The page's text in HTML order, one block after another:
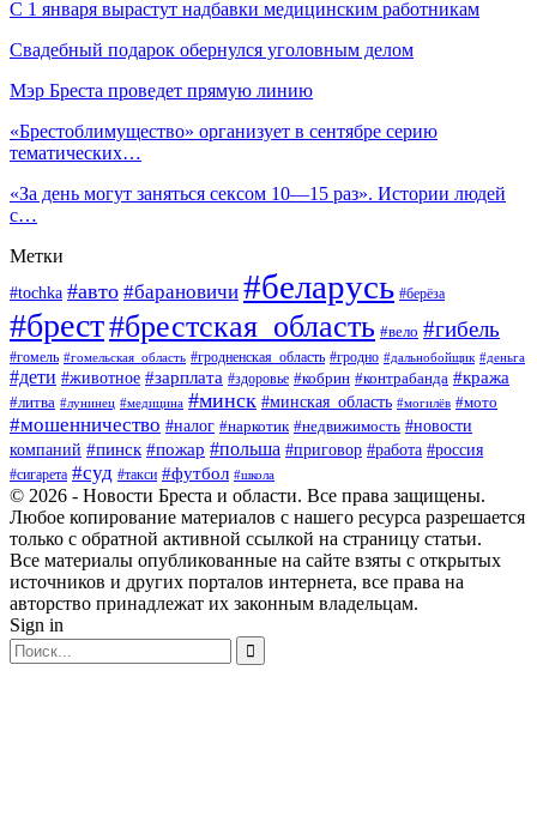
С 1 января вырастут надбавки медицинским работникам
Свадебный подарок обернулся уголовным делом
Мэр Бреста проведет прямую линию
«Брестоблимущество» организует в сентябре серию
тематических…
«За день могут заняться сексом 10—15 раз». Истории людей
с…
Метки
#tochka #авто #барановичи #беларусь #берёза
#брест#брестская_область #вело #гибель
#гомель #гомельская_область #гродненская_область #гродно #дальнобойщик #деньга
#дети #животное #зарплата #здоровье #кобрин #контрабанда #кража
#литва #лунинец #медицина #минск #минская_область #могилёв #мото
#мошенничество #налог #наркотик #недвижимость #новости
компаний #пинск #пожар #польша #приговор #работа #россия
#сигарета #суд #такси #футбол #школа
© 2026 - Новости Бреста и области. Все права защищены.
Любое копирование материалов с нашего ресурса разрешается
только с обратной активной ссылкой на страницу статьи.
Все материалы опубликованные на сайте взяты с открытых
источников и других порталов интернета, все права на
авторство принадлежат их законным владельцам.
Sign in